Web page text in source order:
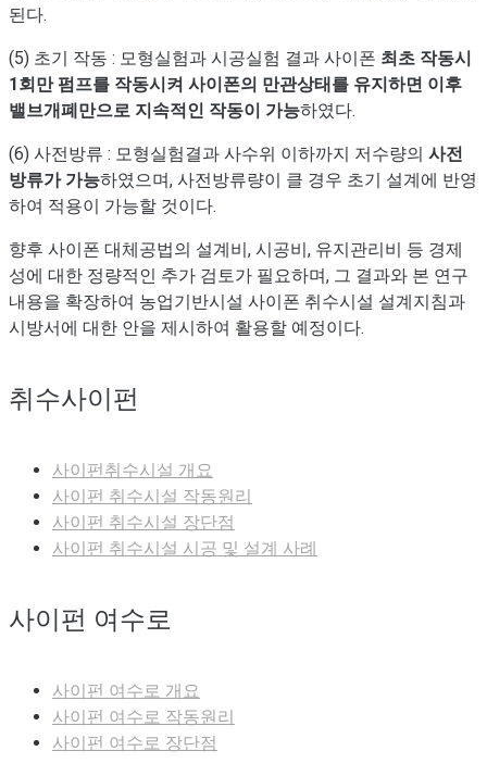
된다.
(5) 초기 작동 : 모형실험과 시공실험 결과 사이폰 최초 작동시
1회만 펌프를 작동시켜 사이폰의 만관상태를 유지하면 이후
밸브개폐만으로 지속적인 작동이 가능하였다.
(6) 사전방류 : 모형실험결과 사수위 이하까지 저수량의 사전
방류가 가능하였으며, 사전방류량이 클 경우 초기 설계에 반영
하여 적용이 가능할 것이다.
향후 사이폰 대체공법의 설계비, 시공비, 유지관리비 등 경제
성에 대한 정량적인 추가 검토가 필요하며, 그 결과와 본 연구
내용을 확장하여 농업기반시설 사이폰 취수시설 설계지침과
시방서에 대한 안을 제시하여 활용할 예정이다.
취수사이펀
사이펀취수시설 개요
사이펀 취수시설 작동원리
사이펀 취수시설 장단점
사이펀 취수시설 시공 및 설계 사례
사이펀 여수로
사이펀 여수로 개요
사이펀 여수로 작동원리
사이펀 여수로 장단점